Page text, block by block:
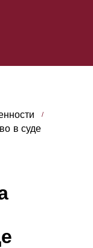
в суде